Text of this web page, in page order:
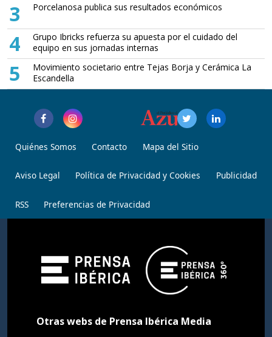
3 Porcelanosa publica sus resultados económicos
4
Grupo Ibricks refuerza su apuesta por el cuidado del
equipo en sus jornadas internas
5
Movimiento societario entre Tejas Borja y Cerámica La
Escandella
Quiénes Somos Contacto Mapa del Sitio
Aviso Legal Política de Privacidad y Cookies Publicidad
RSS Preferencias de Privacidad
Otras webs de Prensa Ibérica Media